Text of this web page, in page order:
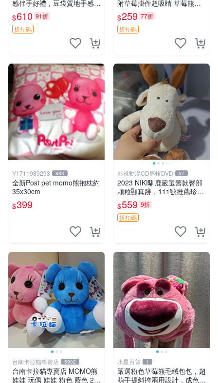
感伴手好禮，豆袋質地手感
佳，抱枕小熊 recom 推薦 白
色豆袋 玩具
$610 91折
折扣碼
附草莓掛件超吸睛 草莓熊手
提包 草莓掛件 可愛portunes
e
$259 77折
折扣碼
Y1711989293 883
全新Post pet momo熊抱枕約
35x30cm
$399
影視動漫CD專輯DVD 57
2023 NIKI馴鹿嚴選舊款臀部
顆粒顯真跡，111號推薦珍藏
品 馴鹿 舊款 尾巴顆粒
$559 9折
折扣碼
台南卡拉貓專賣店 5902
台南卡拉貓專賣店 MOMO熊
娃娃 玩偶 娃娃 粉色 藍色 2色
水星百貨 1
嚴選粉色草莓熊毛絨包包，超
萌手提斜挎兩用設計，成色上